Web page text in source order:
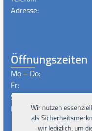
Wir nutzen
als
wir lediglich, um
Adresse:
Öffnungszeiten
Mo – Do:
Fr:
Sa – So:
Lieferzeiten: